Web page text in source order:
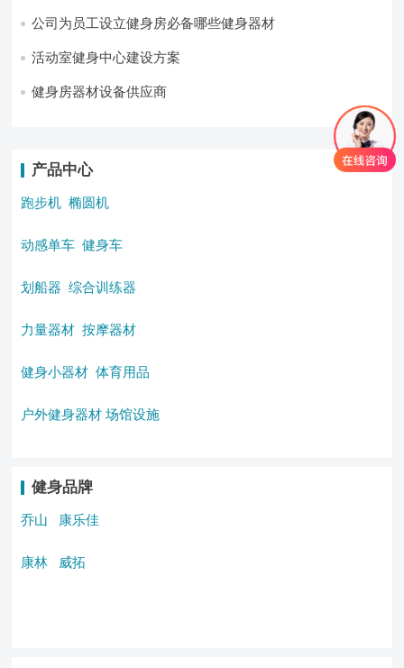
公司为员工设立健身房必备哪些健身器材
活动室健身中心建设方案
健身房器材设备供应商
产品中心
跑步机 椭圆机
动感单车 健身车
划船器 综合训练器
力量器材 按摩器材
健身小器材 体育用品
户外健身器材 场馆设施
健身品牌
乔山 康乐佳
康林 威拓